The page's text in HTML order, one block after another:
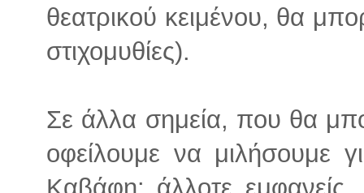
θεατρικού κειμένου, θα
στιχομυθίες).
Σε άλλα σημεία, που θα
οφείλουμε να μιλήσουμε
Καβάφη: άλλοτε